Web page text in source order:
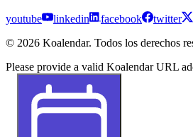
youtube linkedin facebook
twitter
© 2026 Koalendar. Todos los derechos
Please provide a valid Koalendar URL